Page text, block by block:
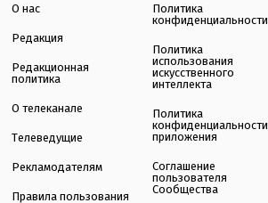
О нас
Редакция
Редакционная
политика
О телеканале
Телеведущие
Рекламодателям
Правила пользования
Политика
конфиденциальности
Политика
использования
искусственного
интеллекта
Политика
конфиденциальности
приложения
Соглашение
пользователя
Сообщества